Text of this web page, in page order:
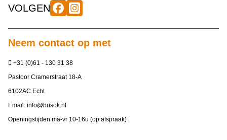
VOLGEN
Neem contact op met
+31 (0)61 - 130 31 38
Pastoor Cramerstraat 18-A
6102AC Echt
Email: info@busok.nl
Openingstijden ma-vr 10-16u (op afspraak)